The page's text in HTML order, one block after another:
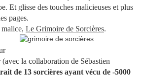
Et glisse des touches malicieuses et plus
pages.
Le Grimoire de Sorcières.
la collaboration de Sébastien
de 13 sorcières ayant vécu de -5000